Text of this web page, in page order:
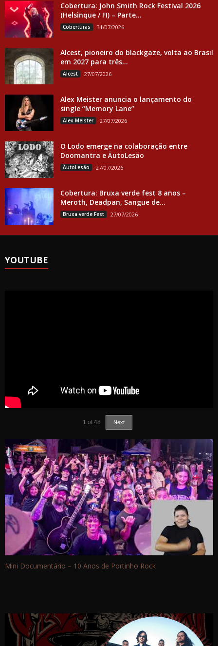
Cobertura: John Smith Rock Festival 2026
(Helsinque / FI) – Parte...
Coberturas 31/07/2026
Alcest, pioneiro do blackgaze, volta ao Brasil
em 2027 para três...
Alcest 27/07/2026
Alex Meister anuncia o lançamento do
single “Memory Lane”
Alex Meister 27/07/2026
O Lodo emerge na colaboração entre
Doomantra e ÄutoLesäo
ÄutoLesäo 27/07/2026
Cobertura: Bruxa verde fest 8 anos –
Meroth, Deadpan, Sangue de...
Bruxa verde Fest 27/07/2026
YOUTUBE
1 of 48 Next
Mini Documentário – 10 Anos de Portinho Rock